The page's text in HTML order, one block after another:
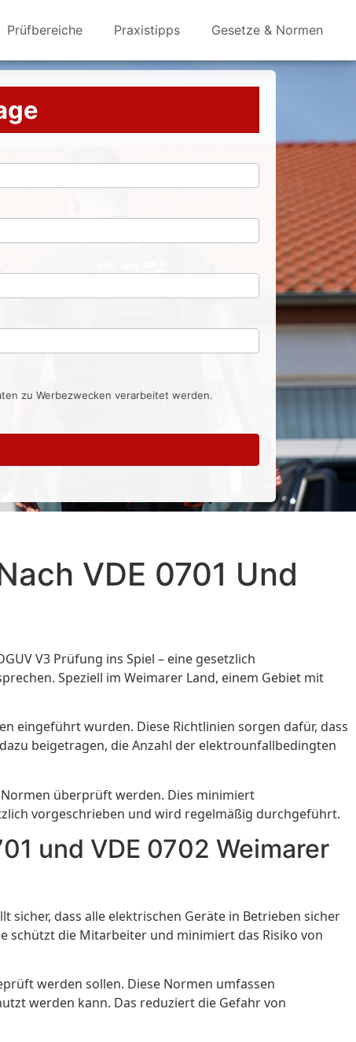
Prüfbereiche Praxistipps Gesetze & Normen
zu Werbezwecken verarbeitet werden.
VDE 0701 Und
V3 Prüfung ins Spiel – eine gesetzlich
Speziell im Weimarer Land, einem Gebiet mit
eingeführt wurden. Diese Richtlinien sorgen dafür, dass
beigetragen, die Anzahl der elektrounfallbedingten
Normen überprüft werden. Dies minimiert
vorgeschrieben und wird regelmäßig durchgeführt.
und VDE 0702 Weimarer
sicher, dass alle elektrischen Geräte in Betrieben sicher
schützt die Mitarbeiter und minimiert das Risiko von
werden sollen. Diese Normen umfassen
werden kann. Das reduziert die Gefahr von